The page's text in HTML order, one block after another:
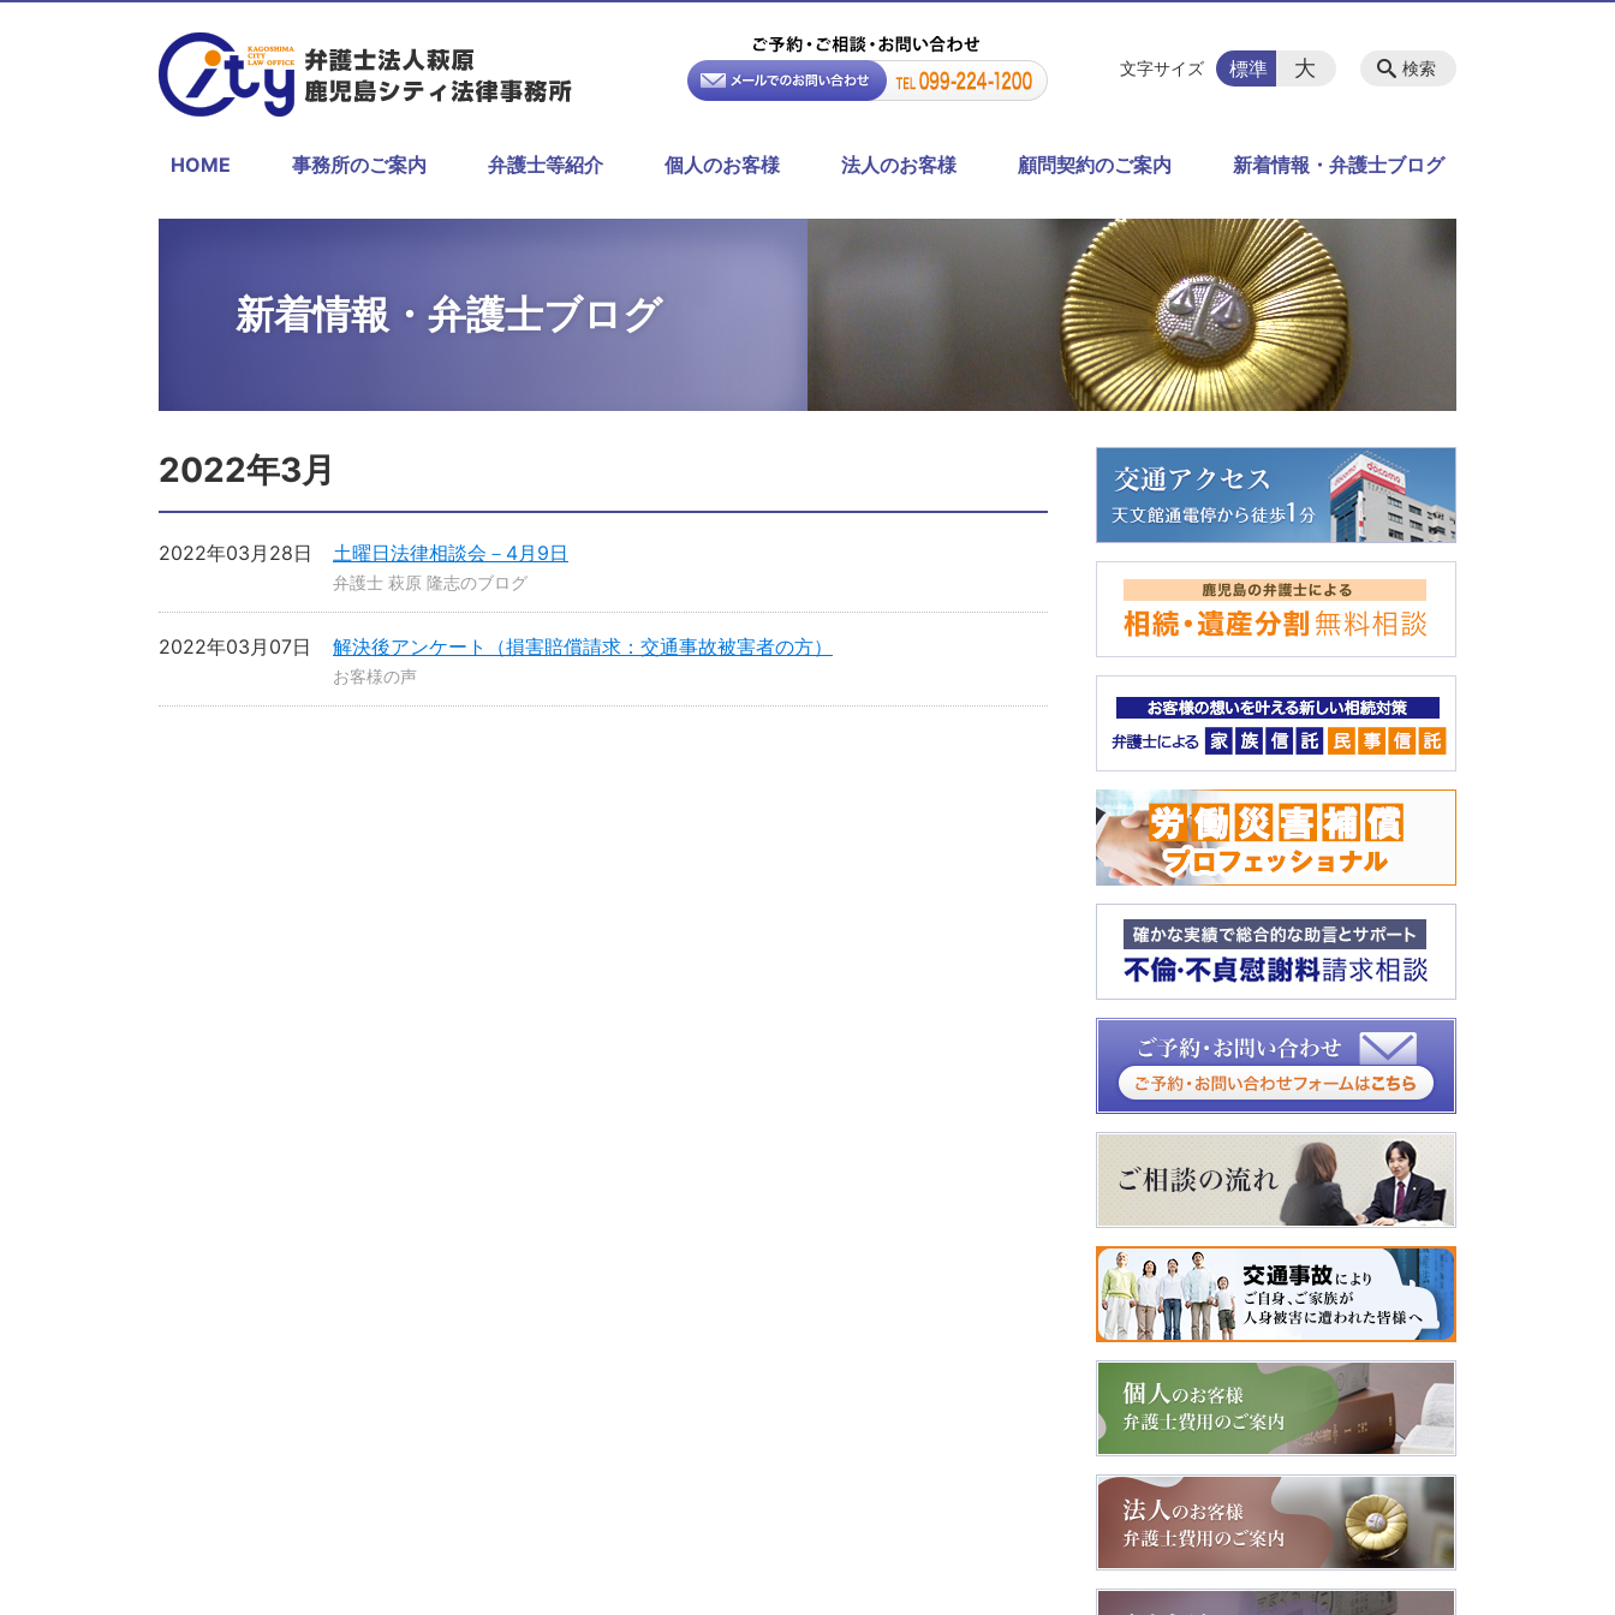
HOME 事務所のご案内 弁護士等紹介 個人のお客様 法人のお客様 顧問契約のご案内 新着情報・弁護士ブログ
検索
文字サイズ 標準 大
新着情報・弁護士ブログ
2022年3月
土曜日法律相談会－4月9日
2022年03月28日
弁護士 萩原 隆志のブログ
解決後アンケート（損害賠償請求：交通事故被害者の方）
2022年03月07日
お客様の声